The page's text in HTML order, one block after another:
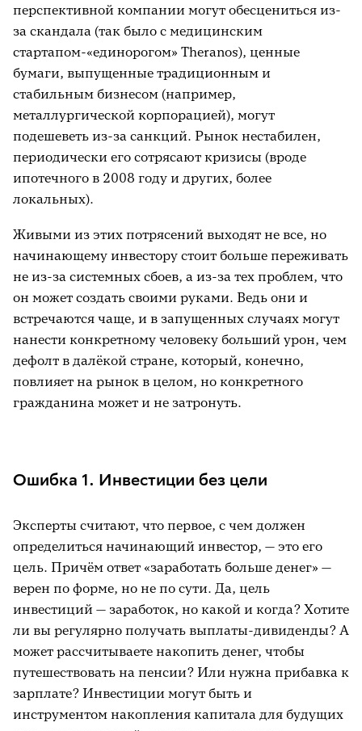
перспективной компании могут обесцениться из-
за скандала (так было с медицинским
стартапом-«единорогом» Theranos), ценные
бумаги, выпущенные традиционным и
стабильным бизнесом (например,
металлургической корпорацией), могут
подешеветь из-за санкций. Рынок нестабилен,
периодически его сотрясают кризисы (вроде
ипотечного в 2008 году и других, более
локальных).
Живыми из этих потрясений выходят не все, но
начинающему инвестору стоит больше переживать
не из-за системных сбоев, а из-за тех проблем, что
он может создать своими руками. Ведь они и
встречаются чаще, и в запущенных случаях могут
нанести конкретному человеку больший урон, чем
дефолт в далёкой стране, который, конечно,
повлияет на рынок в целом, но конкретного
гражданина может и не затронуть.
Ошибка 1. Инвестиции без цели
Эксперты считают, что первое, с чем должен
определиться начинающий инвестор, — это его
цель. Причём ответ «заработать больше денег» —
верен по форме, но не по сути. Да, цель
инвестиций — заработок, но какой и когда? Хотите
ли вы регулярно получать выплаты-дивиденды? А
может рассчитываете накопить денег, чтобы
путешествовать на пенсии? Или нужна прибавка к
зарплате? Инвестиции могут быть и
инструментом накопления капитала для будущих